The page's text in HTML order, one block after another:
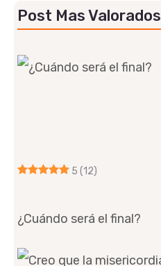
Post Mas Valorados
5 (12)
¿Cuándo será el final?